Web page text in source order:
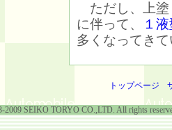
ただし、上塗
に伴って、
１
多くなってき
トップページ
2009 SEIKO TORYO CO.,LTD. All rights